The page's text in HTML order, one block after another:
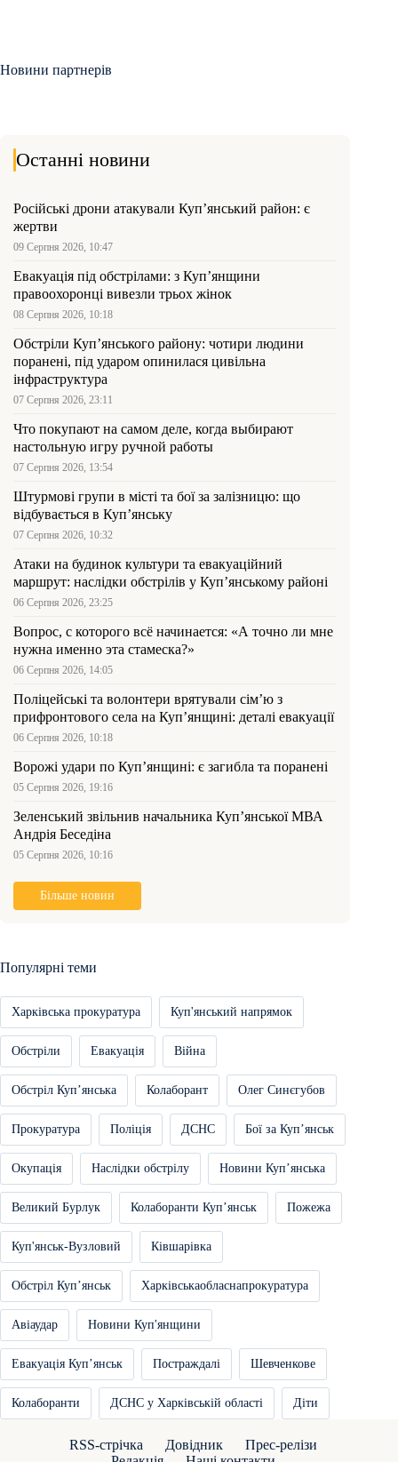
Новини партнерів
Останні новини
Російські дрони атакували Куп’янський район: є
жертви
09 Серпня 2026, 10:47
Евакуація під обстрілами: з Куп’янщини
правоохоронці вивезли трьох жінок
08 Серпня 2026, 10:18
Обстріли Куп’янського району: чотири людини
поранені, під ударом опинилася цивільна
інфраструктура
07 Серпня 2026, 23:11
Что покупают на самом деле, когда выбирают
настольную игру ручной работы
07 Серпня 2026, 13:54
Штурмові групи в місті та бої за залізницю: що
відбувається в Куп’янську
07 Серпня 2026, 10:32
Атаки на будинок культури та евакуаційний
маршрут: наслідки обстрілів у Куп’янському районі
06 Серпня 2026, 23:25
Вопрос, с которого всё начинается: «А точно ли мне
нужна именно эта стамеска?»
06 Серпня 2026, 14:05
Поліцейські та волонтери врятували сім’ю з
прифронтового села на Куп’янщині: деталі евакуації
06 Серпня 2026, 10:18
Ворожі удари по Куп’янщині: є загибла та поранені
05 Серпня 2026, 19:16
Зеленський звільнив начальника Купʼянської МВА
Андрія Беседіна
05 Серпня 2026, 10:16
Більше новин
Популярні теми
Харківська прокуратура Куп'янський напрямок
Обстріли Евакуація Війна
Обстріл Купʼянська Колаборант Олег Синєгубов
Прокуратура Поліція ДСНС Бої за Купʼянськ
Окупація Наслідки обстрілу Новини Купʼянська
Великий Бурлук Колаборанти Купʼянськ Пожежа
Куп'янськ-Вузловий Ківшарівка
Обстріл Купʼянськ Харківськаобласнапрокуратура
Авіаудар Новини Куп'янщини
Евакуація Купʼянськ Постраждалі Шевченкове
Колаборанти ДСНС у Харківській області Діти
RSS-стрічка Довідник
Прес-релізи